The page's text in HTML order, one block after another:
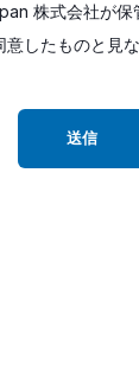
株式会社が保
意したものと見な